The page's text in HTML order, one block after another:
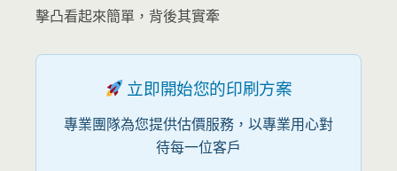
擊凸看起來簡單，背後其實牽
立即開始您的印刷方案
專業團隊為您提供估價服務，以專業用心對
待每一位客戶